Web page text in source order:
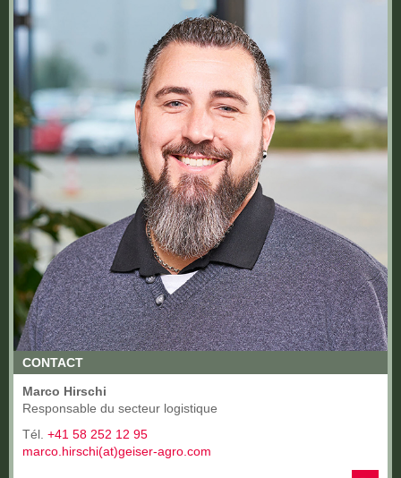
CONTACT
Marco Hirschi
Responsable du secteur logistique
Tél. +41 58 252 12 95
marco.hirschi(at)geiser-agro.com